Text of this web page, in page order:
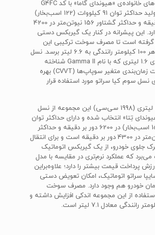
نسل اول پیشرانه‌های خانواده‌ی «هیوندای گاما» با کد G4FC
است و توانایی تولید حداکثر توان 91 کیلووات (122 اسب‌بخار)
در 6000 دور بر دقیقه و حداکثر گشتاور 156 نیوتن‌متر در 4200
این پیشرانه در کنار یک گیربکس دستی
است تا مصرف سوخت ترکیبی این
مجموعه به ازای هر 100 کیلومتر رانندگی به 6.6 لیتر برسد. نسل
دوم این پیشرانه‌ی 1.6 لیتری که با نام Gamma II شناخته
می‌شد و از قابلیت زمان‌بندی متغیر سوپاپ‌ها (CVVT) بهره
نسل سوم کیا سراتو مورد استفاده قرار
اما پیشرانه‌ی 2.0 لیتری (1998 سی‌سی) این مجموعه از نسل
تِتا» انتخاب شده و دارای حداکثر توان
115 کیلووات (156 اسب‌بخار) در 6200 دور بر دقیقه و حداکثر
گشتاور 194 نیوتن‌متر در 4300 دور بر دقیقه است و برای انتقال
جلوی خودرو، از یک گیربکس اتوماتیک
که عملکرد نرم‌تری در مقایسه با مدل
پرداخت قیمت بیشتر را دارد؛ علاوه‌براین
سراتو اتوماتیک، امکان تعویض دستی
خودرو هم وجود دارد. مصرف سوخت
از این مجموعه اندکی افزایش داشته و